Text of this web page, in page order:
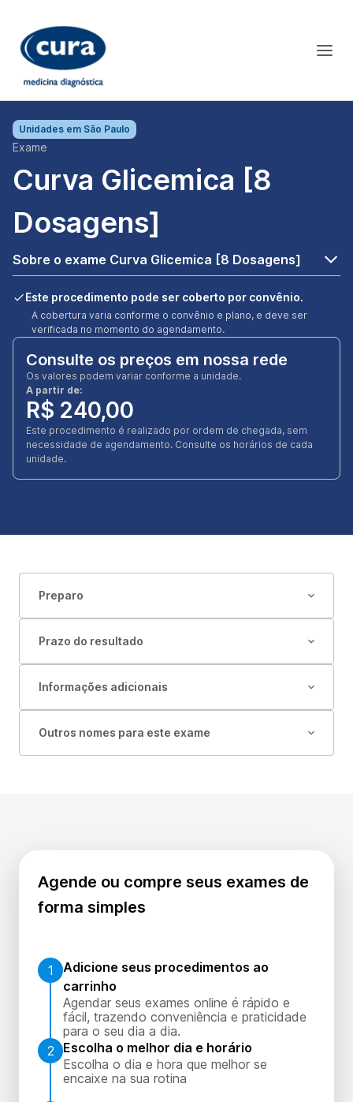
Unidades em São Paulo
Exame
Curva Glicemica [8
Dosagens]
Sobre o exame Curva Glicemica [8 Dosagens]
Este procedimento pode ser coberto por convênio.
A cobertura varia conforme o convênio e plano, e deve ser
verificada no momento do agendamento.
Consulte os preços em nossa rede
Os valores podem variar conforme a unidade.
A partir de:
R$ 240,00
Este procedimento é realizado por ordem de chegada, sem
necessidade de agendamento. Consulte os horários de cada
unidade.
Preparo
Prazo do resultado
Informações adicionais
Outros nomes para este exame
Agende ou compre seus exames de
forma simples
1
Adicione seus procedimentos ao
carrinho
Agendar seus exames online é rápido e
fácil, trazendo conveniência e praticidade
para o seu dia a dia.
2
Escolha o melhor dia e horário
Escolha o dia e hora que melhor se
encaixe na sua rotina